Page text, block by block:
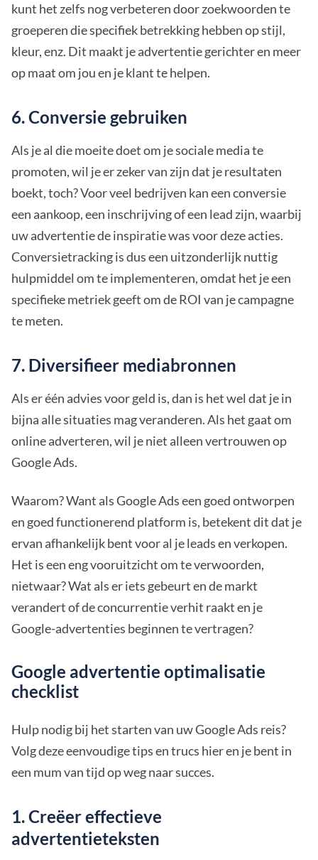
kunt het zelfs nog verbeteren door zoekwoorden te
groeperen die specifiek betrekking hebben op stijl,
kleur, enz. Dit maakt je advertentie gerichter en meer
op maat om jou en je klant te helpen.
6. Conversie gebruiken
Als je al die moeite doet om je sociale media te
promoten, wil je er zeker van zijn dat je resultaten
boekt, toch? Voor veel bedrijven kan een conversie
een aankoop, een inschrijving of een lead zijn, waarbij
uw advertentie de inspiratie was voor deze acties.
Conversietracking is dus een uitzonderlijk nuttig
hulpmiddel om te implementeren, omdat het je een
specifieke metriek geeft om de ROI van je campagne
te meten.
7. Diversifieer mediabronnen
Als er één advies voor geld is, dan is het wel dat je in
bijna alle situaties mag veranderen. Als het gaat om
online adverteren, wil je niet alleen vertrouwen op
Google Ads.
Waarom? Want als Google Ads een goed ontworpen
en goed functionerend platform is, betekent dit dat je
ervan afhankelijk bent voor al je leads en verkopen.
Het is een eng vooruitzicht om te verwoorden,
nietwaar? Wat als er iets gebeurt en de markt
verandert of de concurrentie verhit raakt en je
Google-advertenties beginnen te vertragen?
Google advertentie optimalisatie
checklist
Hulp nodig bij het starten van uw Google Ads reis?
Volg deze eenvoudige tips en trucs hier en je bent in
een mum van tijd op weg naar succes.
1. Creëer effectieve
advertentieteksten